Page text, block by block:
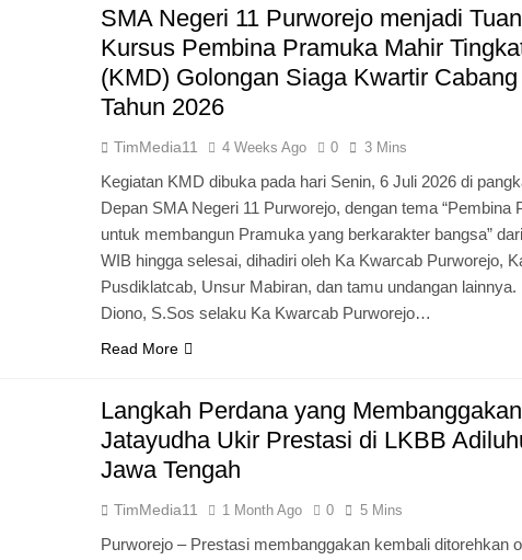
SMA Negeri 11 Purworejo menjadi
Kursus Pembina Pramuka Mahir
(KMD) Golongan Siaga Kwartir
Tahun 2026
TimMedia11 4 Weeks Ago 0 3 Mins
Kegiatan KMD dibuka pada hari Senin, 6 Juli 2026 di
Depan SMA Negeri 11 Purworejo, dengan tema “Pembina
untuk membangun Pramuka yang berkarakter bangsa”
WIB hingga selesai, dihadiri oleh Ka Kwarcab Purworejo,
Pusdiklatcab, Unsur Mabiran, dan tamu undangan lainnya.
Diono, S.Sos selaku Ka Kwarcab Purworejo…
Read More
Langkah Perdana yang
Jatayudha Ukir Prestasi di LKBB
Jawa Tengah
TimMedia11 1 Month Ago 0 5 Mins
Purworejo – Prestasi membanggakan kembali ditorehkan